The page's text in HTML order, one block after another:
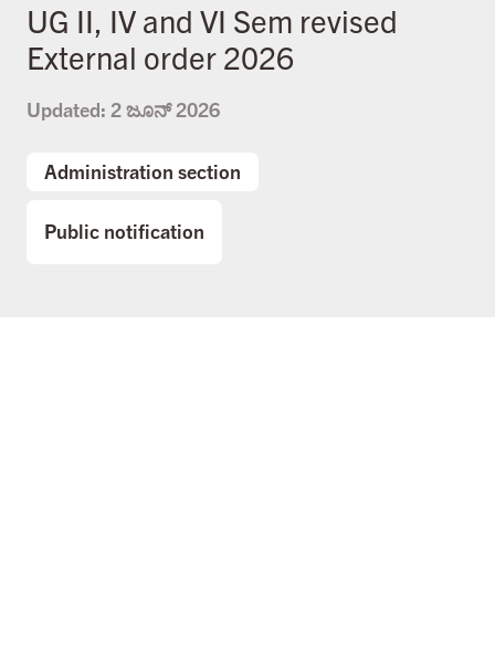
UG II, IV and VI Sem revised
External order 2026
Updated: 2 ಜೂನ್ 2026
Administration section
Public notification